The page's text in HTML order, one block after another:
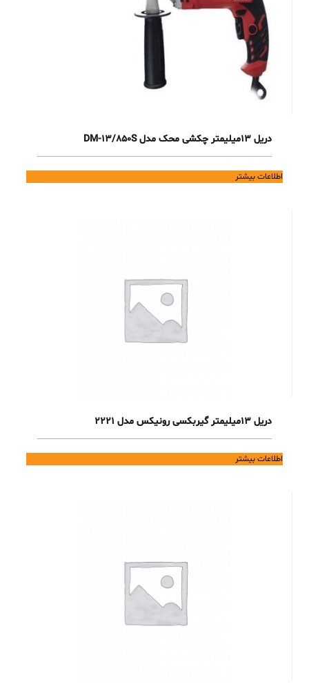
دریل 13میلیمتر چکشی محک مدل DM-13/850S
اطلاعات بیشتر
دریل 13میلیمتر گیربکسی رونیکس مدل 2221
اطلاعات بیشتر